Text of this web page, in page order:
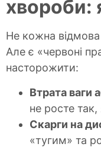
хвороби:
Не кожна відмова
Але є «червоні
насторожити:
Втрата ваги
не росте
Скарги на
«тугим» та